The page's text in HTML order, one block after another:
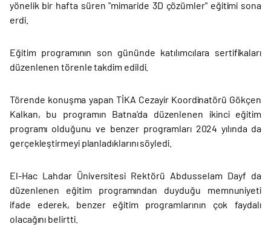
yönelik bir hafta süren "mimaride 3D çözümler" eğitimi sona
erdi.
Eğitim programının son gününde katılımcılara sertifikaları
düzenlenen törenle takdim edildi.
Törende konuşma yapan TİKA Cezayir Koordinatörü Gökçen
Kalkan, bu programın Batna'da düzenlenen ikinci eğitim
programı olduğunu ve benzer programları 2024 yılında da
gerçekleştirmeyi planladıklarını söyledi.
El-Hac Lahdar Üniversitesi Rektörü Abdusselam Dayf da
düzenlenen eğitim programından duyduğu memnuniyeti
ifade ederek, benzer eğitim programlarının çok faydalı
olacağını belirtti.